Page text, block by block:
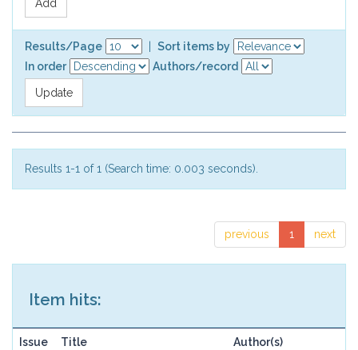
Results/Page
Sort items by
In order
Authors/record
Results 1-1 of 1 (Search time: 0.003 seconds).
previous 1 next
Item hits:
Issue Title Author(s)